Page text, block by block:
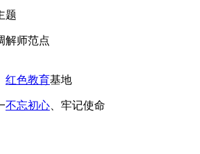
题
解师范点
红色教育基地
不忘初心 、牢记使命